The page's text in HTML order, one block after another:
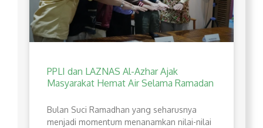
PPLI dan LAZNAS Al-Azhar Ajak
Masyarakat Hemat Air Selama Ramadan
Bulan Suci Ramadhan yang seharusnya
menjadi momentum menanamkan nilai-nilai